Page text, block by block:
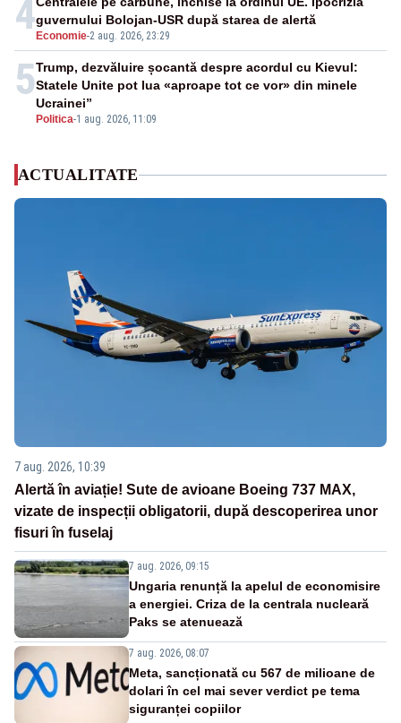
4 Economie-2 aug. 2026, 23:29
guvernului Bolojan-USR după starea de alertă
5
Politica-1 aug. 2026, 11:09
Trump, dezvăluire șocantă despre acordul cu Kievul:
Statele Unite pot lua «aproape tot ce vor» din minele
Ucrainei”
ACTUALITATE
7 aug. 2026, 10:39
Alertă în aviație! Sute de avioane Boeing 737 MAX,
vizate de inspecții obligatorii, după descoperirea unor
fisuri în fuselaj
7 aug. 2026, 09:15
Ungaria renunță la apelul de economisire
a energiei. Criza de la centrala nucleară
Paks se atenuează
7 aug. 2026, 08:07
Meta, sancționată cu 567 de milioane de
dolari în cel mai sever verdict pe tema
siguranței copiilor